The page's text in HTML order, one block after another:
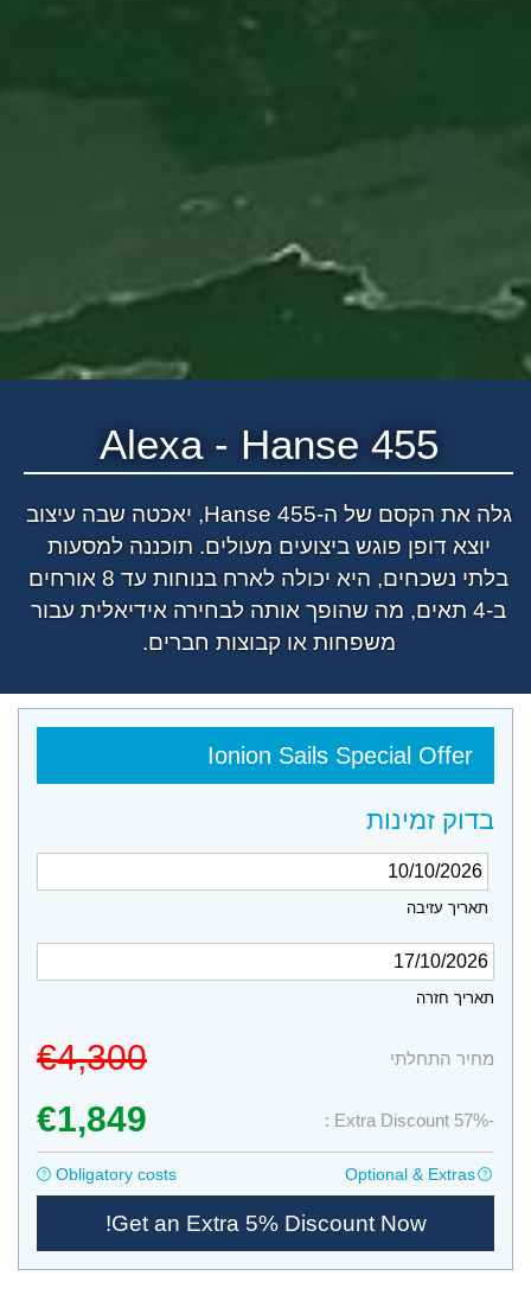
Alexa- Hanse 455
גלה את הקסם של ה-Hanse 455, יאכטה שבה עיצוב
יוצא דופן פוגש ביצועים מעולים. תוכננה למסעות
בלתי נשכחים, היא יכולה לארח בנוחות עד 8 אורחים
ב-4 תאים, מה שהופך אותה לבחירה אידיאלית עבור
משפחות או קבוצות חברים.
Ionion Sails Special Offer
בדוק זמינות
תאריך עזיבה
תאריך חזרה
מחיר התחלתי €4,300
-57% Extra Discount :
€1,849
Obligatory costs Optional & Extras
Get an Extra 5% Discount Now!